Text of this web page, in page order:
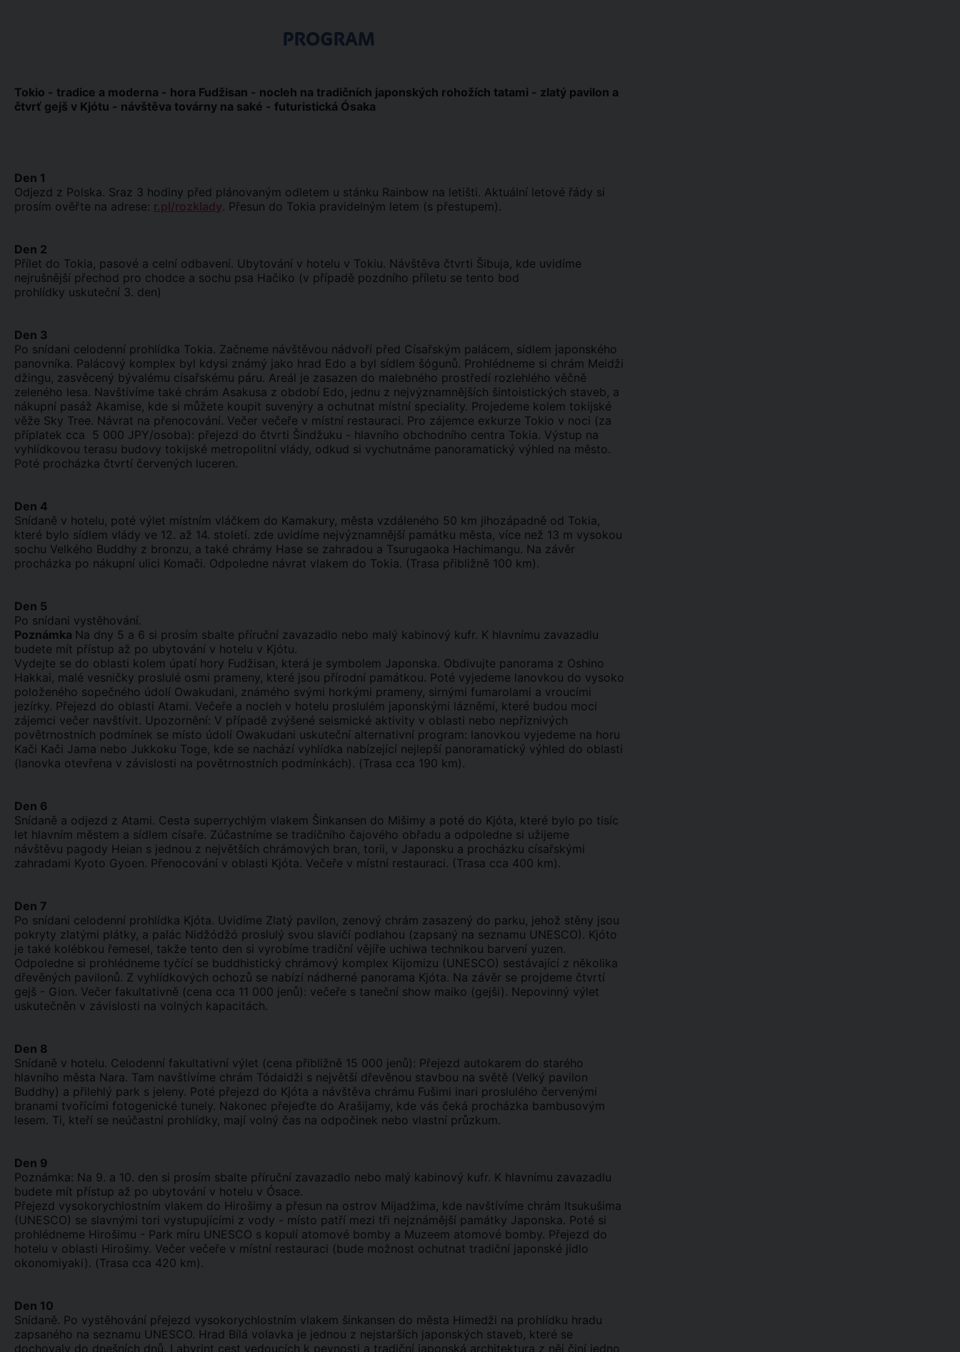
PROGRAM
Tokio - tradice a moderna - hora Fudžisan - nocleh na tradičních japonských rohožích tatami - zlatý pavilon a
čtvrť gejš v Kjótu - návštěva továrny na saké - futuristická Ósaka
Den 1
Odjezd z Polska. Sraz 3 hodiny před plánovaným odletem u stánku Rainbow na letišti. Aktuální letové řády si
prosím ověřte na adrese: r.pl/rozklady. Přesun do Tokia pravidelným letem (s přestupem).
Den 2
Přílet do Tokia, pasové a celní odbavení. Ubytování v hotelu v Tokiu. Návštěva čtvrti Šibuja, kde uvidíme
nejrušnější přechod pro chodce a sochu psa Hačiko (v případě pozdního příletu se tento bod
prohlídky uskuteční 3. den)
Den 3
Po snídani celodenní prohlídka Tokia. Začneme návštěvou nádvoří před Císařským palácem, sídlem japonského
panovníka. Palácový komplex byl kdysi známý jako hrad Edo a byl sídlem šógunů. Prohlédneme si chrám Meidži
džingu, zasvěcený bývalému císařskému páru. Areál je zasazen do malebného prostředí rozlehlého věčně
zeleného lesa. Navštívíme také chrám Asakusa z období Edo, jednu z nejvýznamnějších šintoistických staveb, a
nákupní pasáž Akamise, kde si můžete koupit suvenýry a ochutnat místní speciality. Projedeme kolem tokijské
věže Sky Tree. Návrat na přenocování. Večer večeře v místní restauraci. Pro zájemce exkurze Tokio v noci (za
příplatek cca 5 000 JPY/osoba): přejezd do čtvrti Šindžuku - hlavního obchodního centra Tokia. Výstup na
vyhlídkovou terasu budovy tokijské metropolitní vlády, odkud si vychutnáme panoramatický výhled na město.
Poté procházka čtvrtí červených luceren.
Den 4
Snídaně v hotelu, poté výlet místním vláčkem do Kamakury, města vzdáleného 50 km jihozápadně od Tokia,
které bylo sídlem vlády ve 12. až 14. století. zde uvidíme nejvýznamnější památku města, více než 13 m vysokou
sochu Velkého Buddhy z bronzu, a také chrámy Hase se zahradou a Tsurugaoka Hachimangu. Na závěr
procházka po nákupní ulici Komači. Odpoledne návrat vlakem do Tokia. (Trasa přibližně 100 km).
Den 5
Po snídani vystěhování.
Poznámka Na dny 5 a 6 si prosím sbalte příruční zavazadlo nebo malý kabinový kufr. K hlavnímu zavazadlu
budete mít přístup až po ubytování v hotelu v Kjótu.
Vydejte se do oblasti kolem úpatí hory Fudžisan, která je symbolem Japonska. Obdivujte panorama z Oshino
Hakkai, malé vesničky proslulé osmi prameny, které jsou přírodní památkou. Poté vyjedeme lanovkou do vysoko
položeného sopečného údolí Owakudani, známého svými horkými prameny, sirnými fumarolami a vroucími
jezírky. Přejezd do oblasti Atami. Večeře a nocleh v hotelu proslulém japonskými lázněmi, které budou moci
zájemci večer navštívit. Upozornění: V případě zvýšené seismické aktivity v oblasti nebo nepříznivých
povětrnostních podmínek se místo údolí Owakudani uskuteční alternativní program: lanovkou vyjedeme na horu
Kači Kači Jama nebo Jukkoku Toge, kde se nachází vyhlídka nabízející nejlepší panoramatický výhled do oblasti
(lanovka otevřena v závislosti na povětrnostních podmínkách). (Trasa cca 190 km).
Den 6
Snídaně a odjezd z Atami. Cesta superrychlým vlakem Šinkansen do Mišimy a poté do Kjóta, které bylo po tisíc
let hlavním městem a sídlem císaře. Zúčastníme se tradičního čajového obřadu a odpoledne si užijeme
návštěvu pagody Heian s jednou z největších chrámových bran, torii, v Japonsku a procházku císařskými
zahradami Kyoto Gyoen. Přenocování v oblasti Kjóta. Večeře v místní restauraci. (Trasa cca 400 km).
Den 7
Po snídani celodenní prohlídka Kjóta. Uvidíme Zlatý pavilon, zenový chrám zasazený do parku, jehož stěny jsou
pokryty zlatými plátky, a palác Nidžódžó proslulý svou slavičí podlahou (zapsaný na seznamu UNESCO). Kjóto
je také kolébkou řemesel, takže tento den si vyrobíme tradiční vějíře uchiwa technikou barvení yuzen.
Odpoledne si prohlédneme tyčící se buddhistický chrámový komplex Kijomizu (UNESCO) sestávající z několika
dřevěných pavilonů. Z vyhlídkových ochozů se nabízí nádherné panorama Kjóta. Na závěr se projdeme čtvrtí
gejš - Gion. Večer fakultativně (cena cca 11 000 jenů): večeře s taneční show maiko (gejši). Nepovinný výlet
uskutečněn v závislosti na volných kapacitách.
Den 8
Snídaně v hotelu. Celodenní fakultativní výlet (cena přibližně 15 000 jenů): Přejezd autokarem do starého
hlavního města Nara. Tam navštívíme chrám Tódaidži s největší dřevěnou stavbou na světě (Velký pavilon
Buddhy) a přilehlý park s jeleny. Poté přejezd do Kjóta a návštěva chrámu Fušimi inari proslulého červenými
branami tvořícími fotogenické tunely. Nakonec přejeďte do Arašijamy, kde vás čeká procházka bambusovým
lesem. Ti, kteří se neúčastní prohlídky, mají volný čas na odpočinek nebo vlastní průzkum.
Den 9
Poznámka: Na 9. a 10. den si prosím sbalte příruční zavazadlo nebo malý kabinový kufr. K hlavnímu zavazadlu
budete mít přístup až po ubytování v hotelu v Ósace.
Přejezd vysokorychlostním vlakem do Hirošimy a přesun na ostrov Mijadžima, kde navštívíme chrám Itsukušima
(UNESCO) se slavnými tori vystupujícími z vody - místo patří mezi tři nejznámější památky Japonska. Poté si
prohlédneme Hirošimu - Park míru UNESCO s kopulí atomové bomby a Muzeem atomové bomby. Přejezd do
hotelu v oblasti Hirošimy. Večer večeře v místní restauraci (bude možnost ochutnat tradiční japonské jídlo
okonomiyaki). (Trasa cca 420 km).
Den 10
Snídaně. Po vystěhování přejezd vysokorychlostním vlakem šinkansen do města Himedži na prohlídku hradu
zapsaného na seznamu UNESCO. Hrad Bílá volavka je jednou z nejstarších japonských staveb, které se
dochovaly do dnešních dnů. Labyrint cest vedoucích k pevnosti a tradiční japonská architektura z něj činí jedno